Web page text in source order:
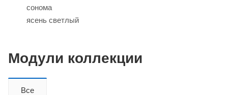
сонома
ясень светлый
Модули коллекции
Все